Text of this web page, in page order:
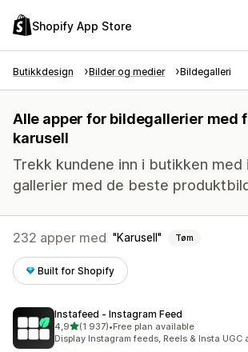
Shopify App Store
Butikkdesign Bilder og medier Bildegalleri
Alle apper for bildegallerier med
karusell
Trekk kundene inn i butikken med
gallerier med de beste
232 apper med Karusell Tøm
Built for Shopify
Instafeed ‑ Instagram Feed
4,9av 5 stjerner
(1 937)
Totalt 1937 omtaler
•Free plan available
Display Instagram feeds, Reels & Insta UGC